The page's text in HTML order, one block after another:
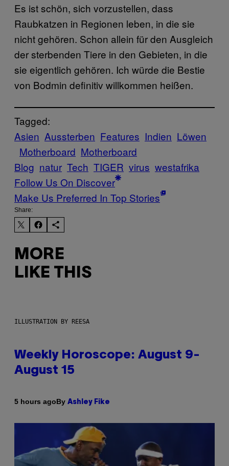
Es ist schön, sich vorzustellen, dass
Raubkatzen in Regionen leben, in die sie
nicht gehören. Schon allein für den Ausgleich
der sterbenden Tiere in den Gebieten, in die
sie eigentlich gehören. Ich würde die Bestie
von Bodmin definitiv willkommen heißen.
Tagged:
Asien Aussterben Features Indien Löwen
Motherboard Motherboard
Blog natur Tech TIGER virus westafrika
Follow Us On Discover
Make Us Preferred In Top Stories
Share:
MORE
LIKE THIS
ILLUSTRATION BY REESA
Weekly Horoscope: August 9-
August 15
5 hours agoBy Ashley Fike